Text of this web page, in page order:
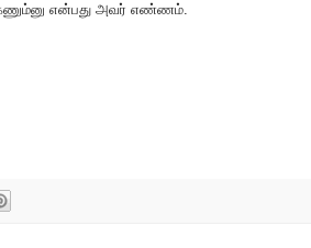
என்பது அவர் எண்ணம்.